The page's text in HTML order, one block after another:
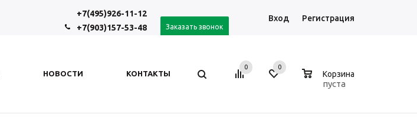
+7(495)926-11-12
+7(903)157-53-48
Заказать звонок
Вход Регистрация
НОВОСТИ КОНТАКТЫ
0 0
Корзина
пуста